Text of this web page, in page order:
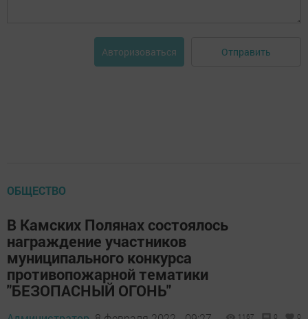
Авторизоваться Отправить
ОБЩЕСТВО
В Камских Полянах состоялось
награждение участников
муниципального конкурса
противопожарной тематики
"БЕЗОПАСНЫЙ ОГОНЬ"
1167 0 0